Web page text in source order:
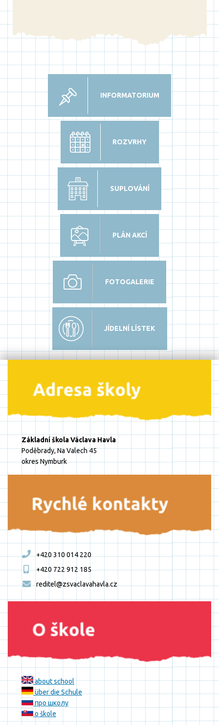
INFORMATORIUM
ROZVRHY
SUPLOVÁNÍ
PLÁN AKCÍ
FOTOGALERIE
JÍDELNÍ LÍSTEK
Základní škola Václava Havla
Poděbrady, Na Valech 45
okres Nymburk
+420 310 014 220
+420 722 912 185
reditel@zsvaclavahavla.cz
about school
über die Schule
про школу
o škole